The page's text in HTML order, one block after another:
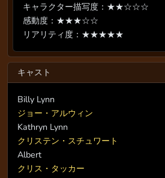
キャラクター描写度：★★☆☆☆
感動度：★★★☆☆
リアリティ度：★★★★★
キャスト
Billy Lynn
ジョー・アルウィン
Kathryn Lynn
クリステン・スチュワート
Albert
クリス・タッカー